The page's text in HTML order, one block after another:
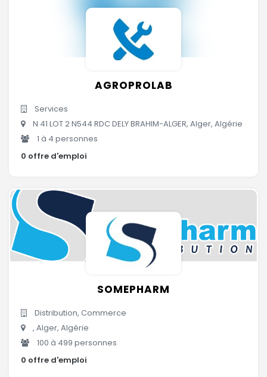
AGROPROLAB
Services
N 41 LOT 2 N544 RDC DELY BRAHIM-ALGER, Alger, Algérie
1 à 4 personnes
0 offre d'emploi
SOMEPHARM
Distribution, Commerce
, Alger, Algérie
100 à 499 personnes
0 offre d'emploi